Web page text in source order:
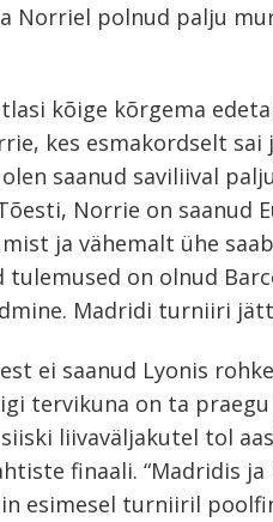
Norriel polnud palju
kõige kõrgema
kes esmakordselt sai
saanud saviliival
Norrie on saanud
ja vähemalt ühe
tulemused on olnud
Madridi turniiri
ei saanud Lyonis
tervikuna on ta
liivaväljakutel tol
finaali. “Madridis ja
esimesel turniiril